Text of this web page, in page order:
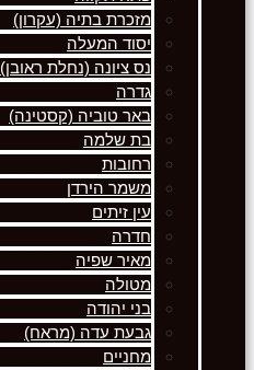
מזכרת בתיה (עקרון)
יסוד המעלה
נס ציונה (נחלת ראובן)
גדרה
באר טוביה (קסטינה)
בת שלמה
רחובות
משמר הירדן
עין זיתים
חדרה
מאיר שפיה
מטולה
בני יהודה
גבעת עדה (מראח)
מחניים